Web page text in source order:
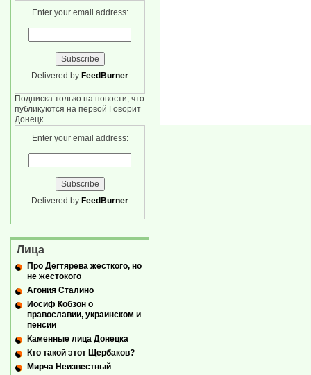
Enter your email address:
Delivered by FeedBurner
Подписка только на новости, что
публикуются на первой Говорит
Донецк
Enter your email address:
Delivered by FeedBurner
Лица
Про Дегтярева жесткого, но
не жестокого
Агония Сталино
Иосиф Кобзон о
православии, украинском и
пенсии
Каменные лица Донецка
Кто такой этот Щербаков?
Мирча Неизвестный